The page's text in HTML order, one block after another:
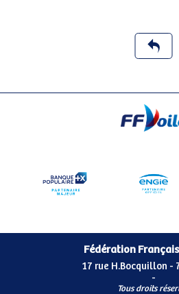
Fédération
17 rue H.Bocquillon -
-
Tous droits